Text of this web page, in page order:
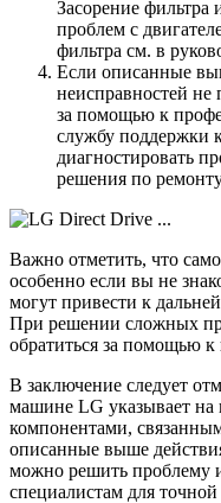
Засорение
проблем с
фильтра см. в
Если описанные
неисправностей не
за помощью к
службу поддержки
диагностировать
решения по
Важно отметить, что
особенно если вы не
могут привести к
При решении сложных
обратиться за помощью
В заключение следует
машине LG указывает на
компонентами,
описанные выше
можно решить проблему
специалистам для